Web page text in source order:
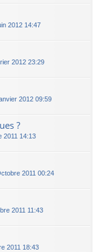
2012 14:47
2012 23:29
2012 09:59
?
2011 14:13
2011 00:24
2011 11:43
2011 18:43